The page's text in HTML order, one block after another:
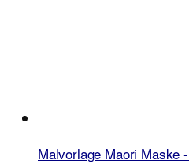
Malvorlage Maori Maske